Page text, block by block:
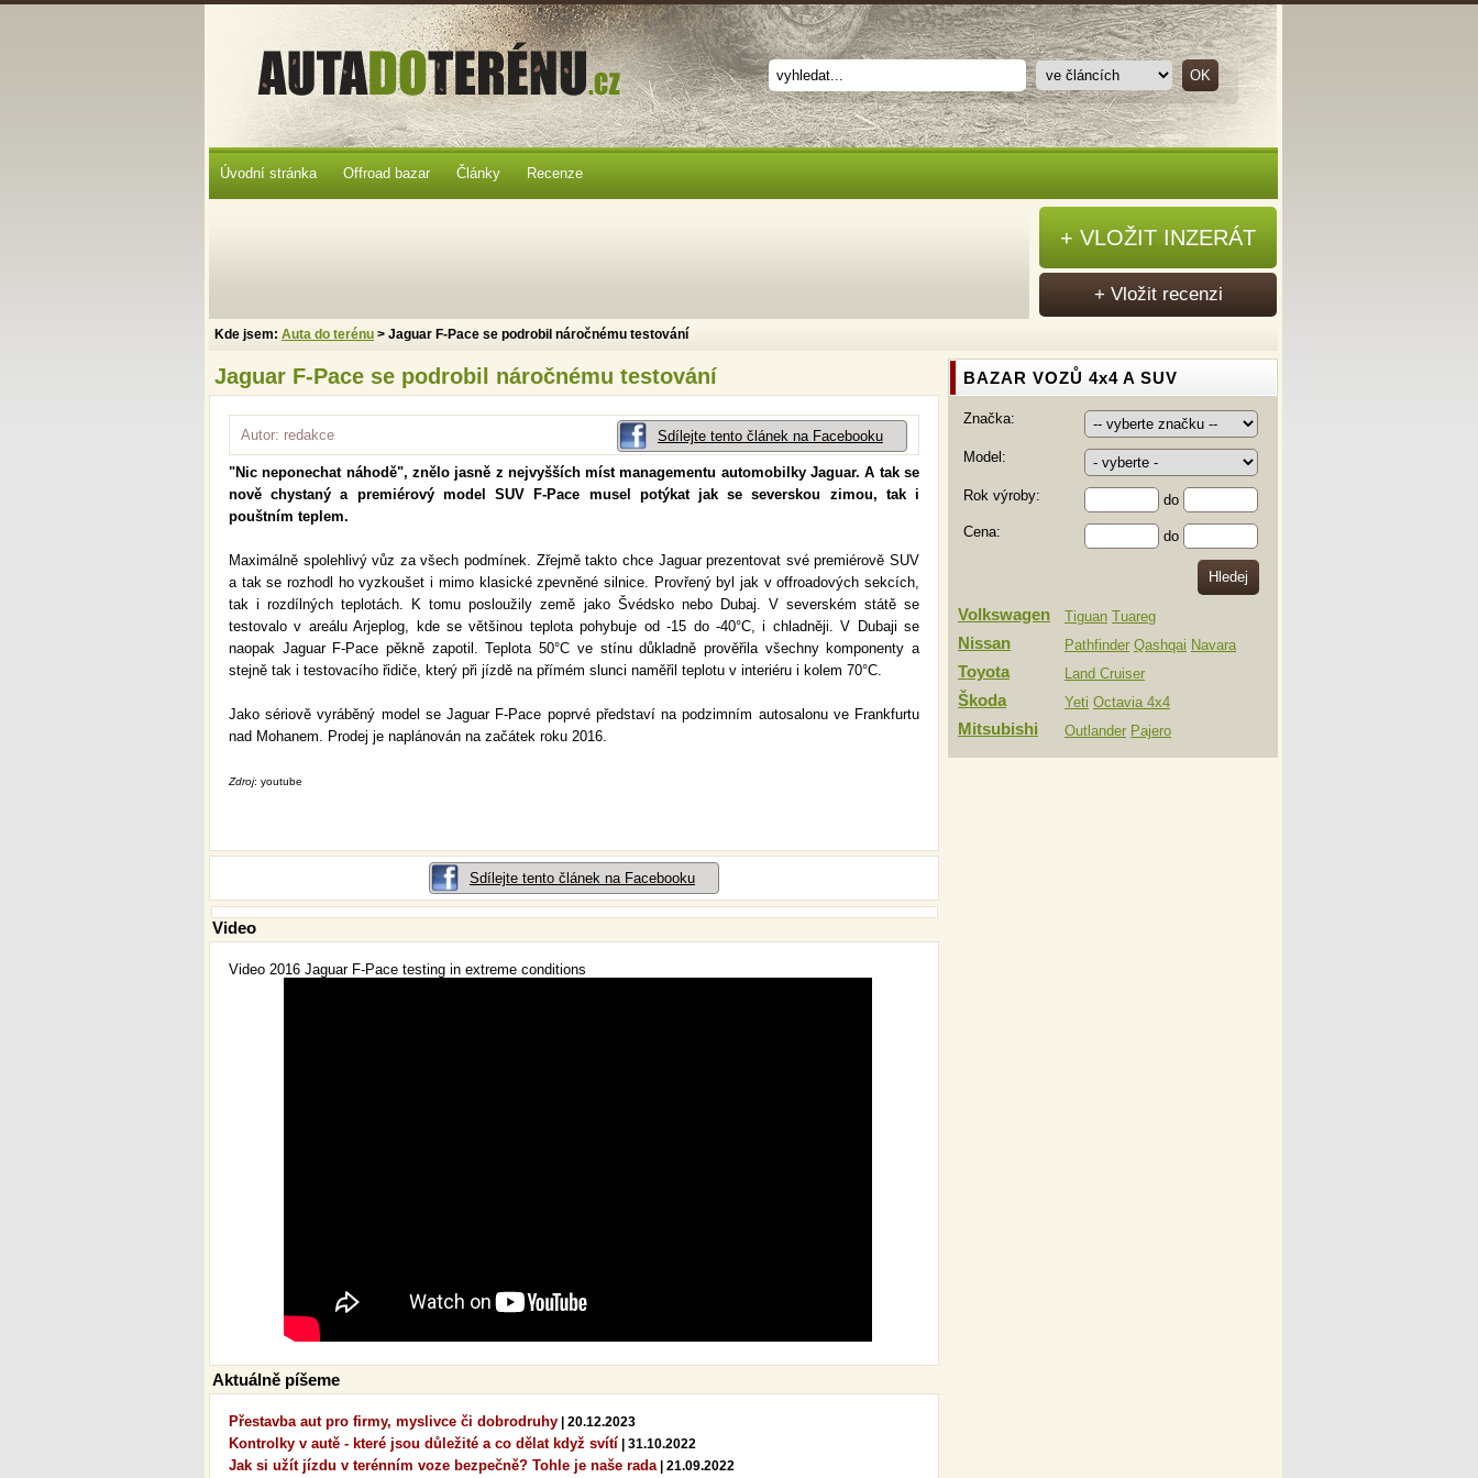
Jaguar F-Pace se podrobil náročnému testování
Sdílejte tento článek na Facebooku
Autor: redakce
"Nic neponechat náhodě", znělo jasně z nejvyšších míst managementu automobilky Jaguar. A tak se
nově chystaný a premiérový model SUV F-Pace musel potýkat jak se severskou zimou, tak i
pouštním teplem.
Maximálně spolehlivý vůz za všech podmínek. Zřejmě takto chce Jaguar prezentovat své premiérově SUV
a tak se rozhodl ho vyzkoušet i mimo klasické zpevněné silnice. Provřený byl jak v offroadových sekcích,
tak i rozdílných teplotách. K tomu posloužily země jako Švédsko nebo Dubaj. V severském státě se
testovalo v areálu Arjeplog, kde se většinou teplota pohybuje od -15 do -40°C, i chladněji. V Dubaji se
naopak Jaguar F-Pace pěkně zapotil. Teplota 50°C ve stínu důkladně prověřila všechny komponenty a
stejně tak i testovacího řidiče, který při jízdě na přímém slunci naměřil teplotu v interiéru i kolem 70°C.
Jako sériově vyráběný model se Jaguar F-Pace poprvé představí na podzimním autosalonu ve Frankfurtu
nad Mohanem. Prodej je naplánován na začátek roku 2016.
Zdroj: youtube
Sdílejte tento článek na Facebooku
Video
Video 2016 Jaguar F-Pace testing in extreme conditions
Aktuálně píšeme
Přestavba aut pro firmy, myslivce či dobrodruhy | 20.12.2023
Kontrolky v autě - které jsou důležité a co dělat když svítí | 31.10.2022
Jak si užít jízdu v terénním voze bezpečně? Tohle je naše rada| 21.09.2022
BAZAR VOZŮ 4x4 A SUV
Značka:
Model:
Rok výroby:
do
Cena:
do
Volkswagen Tiguan Tuareg
Nissan Pathfinder Qashqai Navara
Toyota Land Cruiser
Škoda Yeti Octavia 4x4
Mitsubishi Outlander Pajero
Úvodní stránka Offroad bazar Články Recenze
Kde jsem: Auta do terénu > Jaguar F-Pace se podrobil náročnému testování
+ VLOŽIT INZERÁT
+ Vložit recenzi